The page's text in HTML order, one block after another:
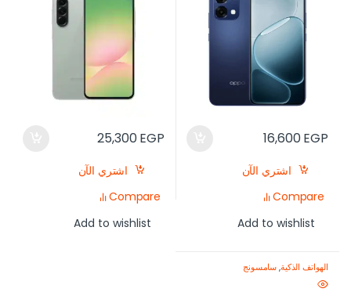
16,600EGP
اشتري الآن
Compare
Add to wishlist
25,300EGP
اشتري الآن
Compare
Add to wishlist
الهواتف الذكية,سامسونج